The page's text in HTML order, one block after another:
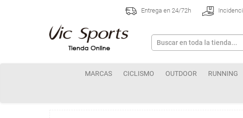
Entrega en 24/72h
MARCAS CICLISMO OUTDOOR RUNNING